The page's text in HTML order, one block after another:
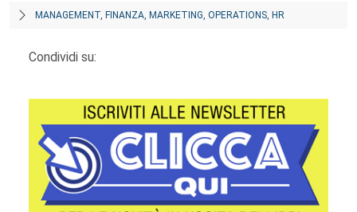
MANAGEMENT, FINANZA, MARKETING, OPERATIONS, HR
Condividi su: